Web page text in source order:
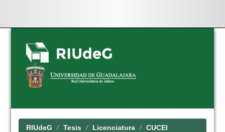
Skip
navigation
RIUdeG Tesis Licenciatura CUCEI